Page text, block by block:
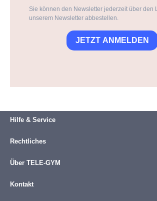
Sie können den Newsletter jederzeit über den
unserem Newsletter abbestellen.
JETZT ANMELDEN
Hilfe & Service
Rechtliches
Über TELE-GYM
Kontakt